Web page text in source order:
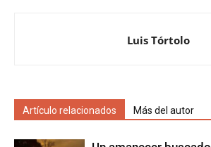
Luis Tórtolo
Artículo relacionados Más del autor